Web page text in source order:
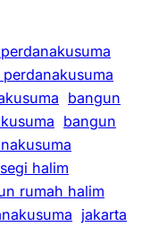
bangun
bangun
halim
rumah halim
jakarta